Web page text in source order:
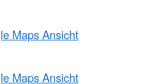
Maps Ansicht
Maps Ansicht